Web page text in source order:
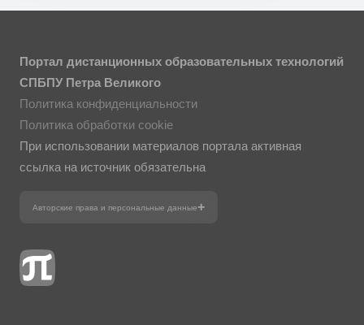
Портал дистанционных образовательных технологий
СПБПУ Петра Великого
Политика конфиденциальности
Политика обработки cookie
При использовании материалов портала активная
ссылка на источник обязательна
Авторские права и персональные данные
Фотографии размещены с согласия
о персональных данных. Согласно
гражданина», все фотоматериалы